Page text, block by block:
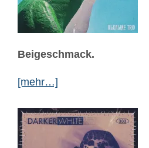
Beigeschmack.
[mehr…]